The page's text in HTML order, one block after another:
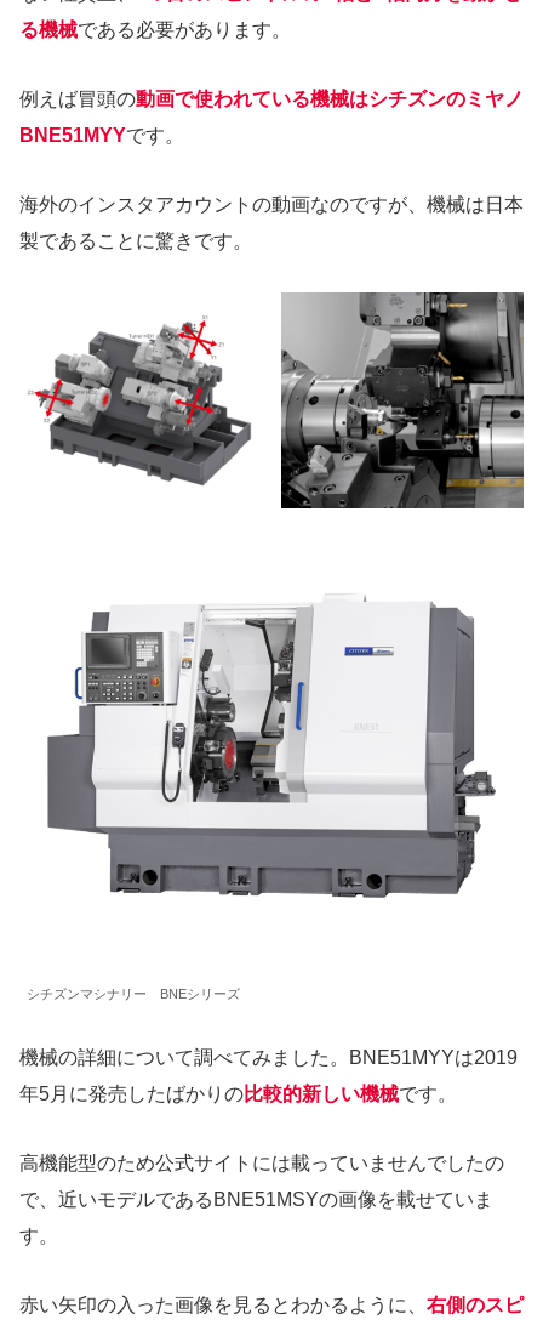
る機械である必要があります。
例えば冒頭の動画で使われている機械はシチズンのミヤノ
BNE51MYYです。
海外のインスタアカウントの動画なのですが、機械は日本
製であることに驚きです。
シチズンマシナリー BNEシリーズ
機械の詳細について調べてみました。BNE51MYYは2019
年5月に発売したばかりの比較的新しい機械です。
高機能型のため公式サイトには載っていませんでしたの
で、近いモデルであるBNE51MSYの画像を載せていま
す。
赤い矢印の入った画像を見るとわかるように、 右側のスピ